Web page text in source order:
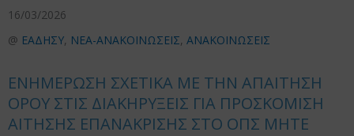
16/03/2026
@ ΕΑΔΗΣΥ, ΝΕΑ-ΑΝΑΚΟΙΝΩΣΕΙΣ, ΑΝΑΚΟΙΝΩΣΕΙΣ
ΕΝΗΜΕΡΩΣΗ ΣΧΕΤΙΚΑ ΜΕ ΤΗΝ ΑΠΑΙΤΗΣΗ
ΟΡΟΥ ΣΤΙΣ ΔΙΑΚΗΡΥΞΕΙΣ ΓΙΑ ΠΡΟΣΚΟΜΙΣΗ
ΑΙΤΗΣΗΣ ΕΠΑΝΑΚΡΙΣΗΣ ΣΤΟ ΟΠΣ ΜΗΤΕ